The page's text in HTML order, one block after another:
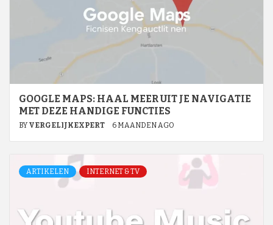
GOOGLE MAPS: HAAL MEER UIT JE NAVIGATIE
MET DEZE HANDIGE FUNCTIES
BY VERGELIJKEXPERT 6 MAANDEN AGO
ARTIKELEN INTERNET & TV